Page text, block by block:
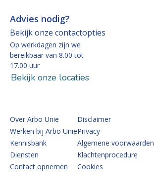
Advies nodig?
Bekijk onze contactopties
Op werkdagen zijn we
bereikbaar van 8.00 tot
17.00 uur
Bekijk onze locaties
Over Arbo Unie
Werken bij Arbo Unie
Kennisbank
Diensten
Contact opnemen
Disclaimer
Privacy
Algemene voorwaarden
Klachtenprocedure
Cookies